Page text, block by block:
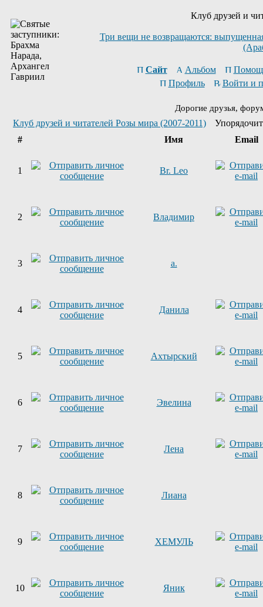
Клуб друзей и
Три вещи не возвращаются:
Сайт Альбом
Профиль
Войти и
Дорогие друзья,
Клуб друзей и читателей Розы мира (2007-2011)
#
Имя Email
1 Br. Leo
2 Владимир
3 a.
4 Данила
5 Ахтырский
6 Эвелина
7 Лена
8 Лиана
9 ХЕМУЛЬ
10 Яник